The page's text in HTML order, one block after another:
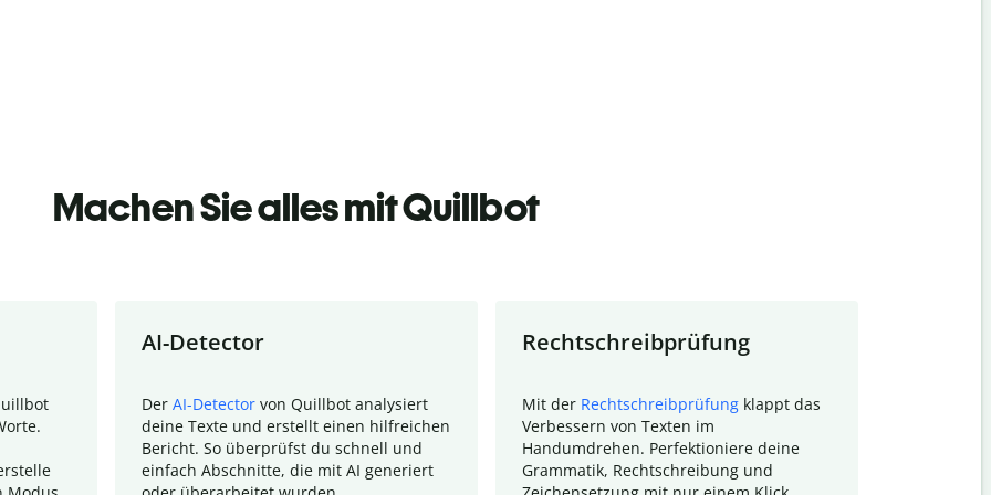
Machen Sie alles mit Quillbot
AI-Detector
Der AI-Detector von Quillbot analysiert
deine Texte und erstellt einen hilfreichen
Bericht. So überprüfst du schnell und
einfach Abschnitte, die mit AI generiert
Rechtschreibprüfung
Mit der Rechtschreibprüfung klappt das
Verbessern von Texten im
Handumdrehen. Perfektioniere deine
Grammatik, Rechtschreibung und